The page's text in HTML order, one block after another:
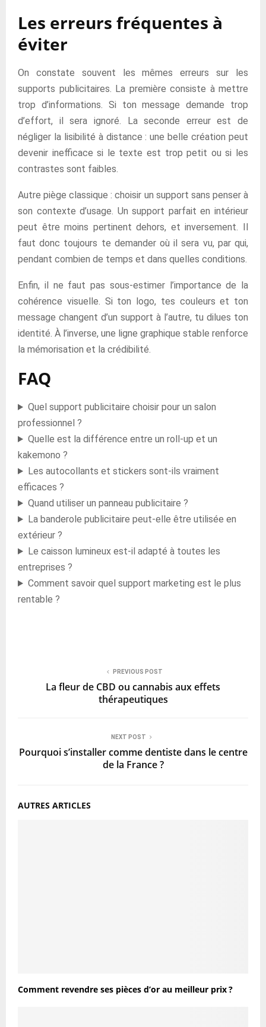
Les erreurs fréquentes à
éviter
On constate souvent les mêmes erreurs sur les
supports publicitaires. La première consiste à mettre
trop d’informations. Si ton message demande trop
d’effort, il sera ignoré. La seconde erreur est de
négliger la lisibilité à distance : une belle création peut
devenir inefficace si le texte est trop petit ou si les
contrastes sont faibles.
Autre piège classique : choisir un support sans penser à
son contexte d’usage. Un support parfait en intérieur
peut être moins pertinent dehors, et inversement. Il
faut donc toujours te demander où il sera vu, par qui,
pendant combien de temps et dans quelles conditions.
Enfin, il ne faut pas sous-estimer l’importance de la
cohérence visuelle. Si ton logo, tes couleurs et ton
message changent d’un support à l’autre, tu dilues ton
identité. À l’inverse, une ligne graphique stable renforce
la mémorisation et la crédibilité.
FAQ
Quel support publicitaire choisir pour un salon
professionnel ?
Quelle est la différence entre un roll-up et un
kakemono ?
Les autocollants et stickers sont-ils vraiment
efficaces ?
Quand utiliser un panneau publicitaire ?
La banderole publicitaire peut-elle être utilisée en
extérieur ?
Le caisson lumineux est-il adapté à toutes les
entreprises ?
Comment savoir quel support marketing est le plus
rentable ?
PREVIOUS POST
La fleur de CBD ou cannabis aux effets
thérapeutiques
NEXT POST
Pourquoi s’installer comme dentiste dans le centre
de la France ?
AUTRES ARTICLES
Comment revendre ses pièces d’or au meilleur prix ?